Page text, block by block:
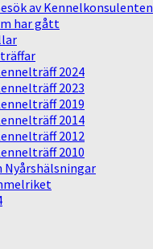
av Kennelkonsulenten
har gått
2024
2023
2019
2014
2012
2010
Nyårshälsningar